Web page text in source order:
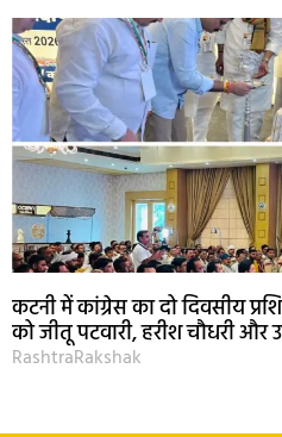
कटनी में कांग्रेस का दो दिवसीय
को जीतू पटवारी, हरीश चौधरी और
RashtraRakshak